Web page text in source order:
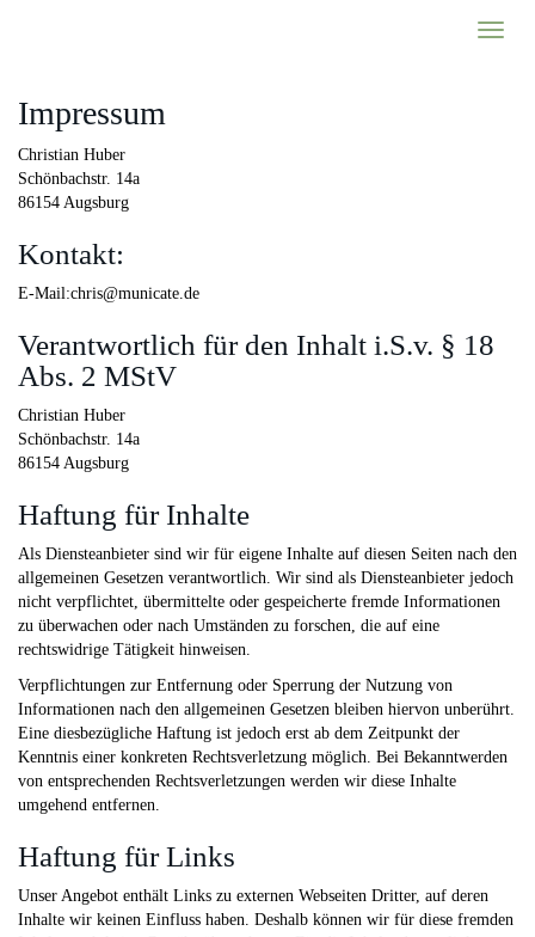
Toggle
Impressum
Christian Huber
Schönbachstr. 14a
86154 Augsburg
Kontakt:
E-Mail:chris@municate.de
Verantwortlich für den Inhalt i.S.v. § 18
Abs. 2 MStV
Christian Huber
Schönbachstr. 14a
86154 Augsburg
Haftung für Inhalte
Als Diensteanbieter sind wir für eigene Inhalte auf diesen Seiten nach den
allgemeinen Gesetzen verantwortlich. Wir sind als Diensteanbieter jedoch
nicht verpflichtet, übermittelte oder gespeicherte fremde Informationen
zu überwachen oder nach Umständen zu forschen, die auf eine
rechtswidrige Tätigkeit hinweisen.
Verpflichtungen zur Entfernung oder Sperrung der Nutzung von
Informationen nach den allgemeinen Gesetzen bleiben hiervon unberührt.
Eine diesbezügliche Haftung ist jedoch erst ab dem Zeitpunkt der
Kenntnis einer konkreten Rechtsverletzung möglich. Bei Bekanntwerden
von entsprechenden Rechtsverletzungen werden wir diese Inhalte
umgehend entfernen.
Haftung für Links
Unser Angebot enthält Links zu externen Webseiten Dritter, auf deren
Inhalte wir keinen Einfluss haben. Deshalb können wir für diese fremden